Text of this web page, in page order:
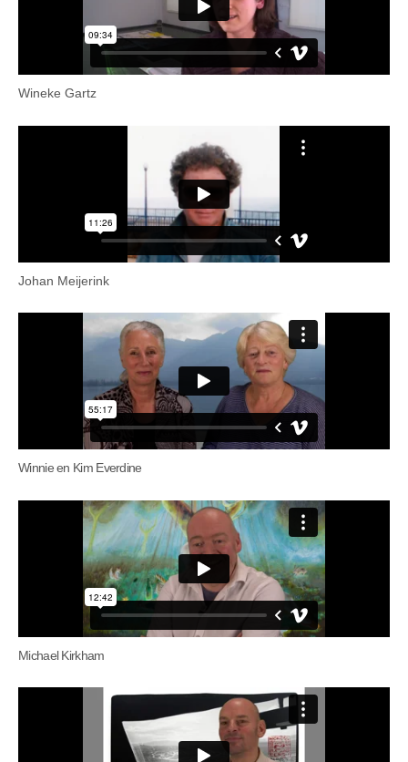
Wineke Gartz
Johan Meijerink
Winnie en Kim Everdine
Michael Kirkham